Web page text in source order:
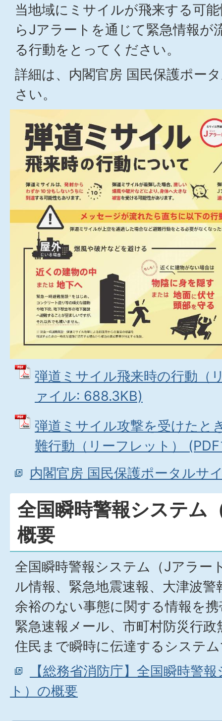
当地域にミサイルが飛来する可
らJアラートを通じて緊急情報が
る行動をとってください。
詳細は、内閣官房 国民保護ポー
さい。
弾道ミサイル飛来時の行動（
ァイル: 688.3KB)
弾道ミサイル攻撃を受けたと
難行動（リーフレット）
内閣官房 国民保護ポータルサ
全国瞬時警報システム
概要
全国瞬時警報システム（Jアラー
ル情報、緊急地震速報、大津波
余裕のない事態に関する情報を
緊急速報メール、市町村防災行
住民まで瞬時に伝達するシステ
【総務省消防庁】全国瞬時警
ト）の概要